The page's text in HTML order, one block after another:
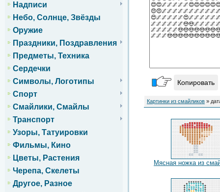
Надписи
Небо, Солнце, Звёзды
Оружие
Праздники, Поздравления
Предметы, Техника
Сердечки
Символы, Логотипы
Спорт
Смайлики, Смайлы
Транспорт
Узоры, Татуировки
Фильмы, Кино
Цветы, Растения
Черепа, Скелеты
Другое, Разное
Копировать
Картинки из смайликов »
Мясная ножка из